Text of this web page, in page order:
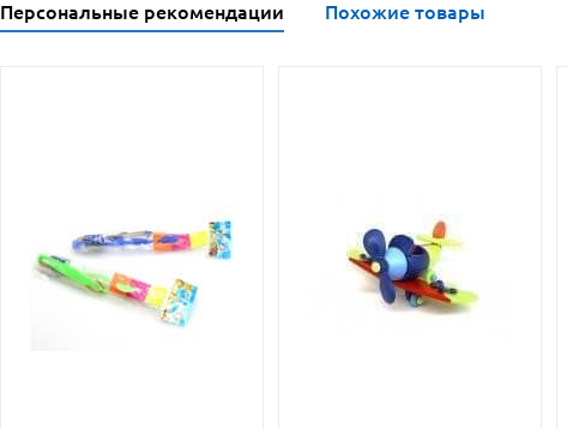
Персональные рекомендации Похожие товары